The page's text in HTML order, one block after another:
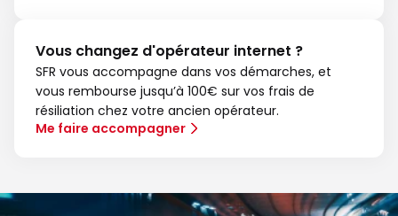
Vous changez d'opérateur internet ?
SFR vous accompagne dans vos démarches, et
vous rembourse jusqu’à 100€ sur vos frais de
résiliation chez votre ancien opérateur.
Me faire accompagner